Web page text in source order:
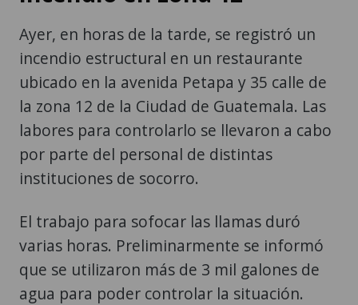
Ayer, en horas de la tarde, se registró un
incendio estructural en un restaurante
ubicado en la avenida Petapa y 35 calle de
la zona 12 de la Ciudad de Guatemala. Las
labores para controlarlo se llevaron a cabo
por parte del personal de distintas
instituciones de socorro.
El trabajo para sofocar las llamas duró
varias horas. Preliminarmente se informó
que se utilizaron más de 3 mil galones de
agua para poder controlar la situación.